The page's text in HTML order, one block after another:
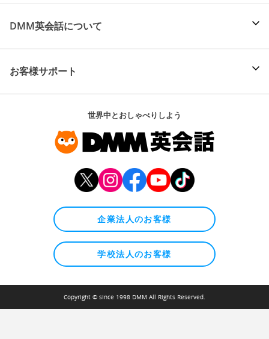
DMM英会話について
お客様サポート
世界中とおしゃべりしよう
企業法人のお客様
学校法人のお客様
Copyright © since 1998 DMM All Rights Reserved.